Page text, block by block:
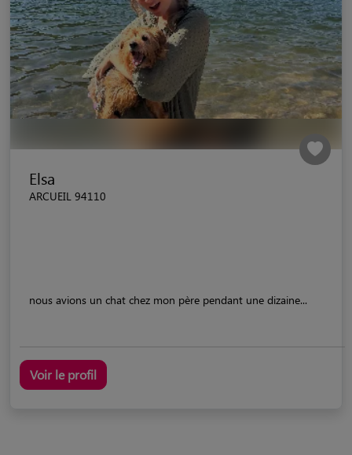
Elsa
ARCUEIL 94110
nous avions un chat chez mon père pendant une dizaine...
Voir le profil